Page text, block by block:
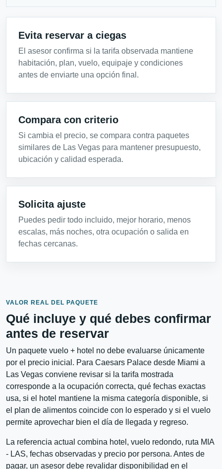
Evita reservar a ciegas
El asesor confirma si la tarifa observada mantiene
habitación, plan, vuelo, equipaje y condiciones
antes de enviarte una opción final.
Compara con criterio
Si cambia el precio, se compara contra paquetes
similares de Las Vegas para mantener presupuesto,
ubicación y calidad esperada.
Solicita ajuste
Puedes pedir todo incluido, mejor horario, menos
escalas, más noches, otra ocupación o salida en
fechas cercanas.
VALOR REAL DEL PAQUETE
Qué incluye y qué debes confirmar
antes de reservar
Un paquete vuelo + hotel no debe evaluarse únicamente
por el precio inicial. Para Caesars Palace desde Miami a
Las Vegas conviene revisar si la tarifa mostrada
corresponde a la ocupación correcta, qué fechas exactas
usa, si el hotel mantiene la misma categoría disponible, si
el plan de alimentos coincide con lo esperado y si el vuelo
permite aprovechar bien el día de llegada y regreso.
La referencia actual combina hotel, vuelo redondo, ruta MIA
- LAS, fechas observadas y precio por persona. Antes de
pagar, un asesor debe revalidar disponibilidad en el